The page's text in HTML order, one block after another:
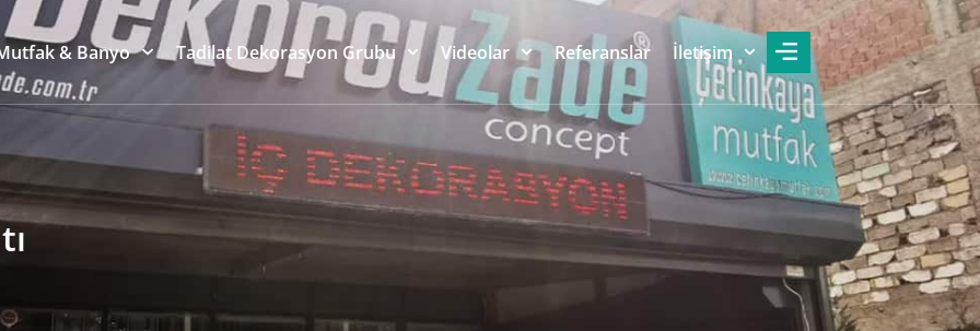
& Banyo Tadilat Dekorasyon Grubu Videolar Referanslar İletişim